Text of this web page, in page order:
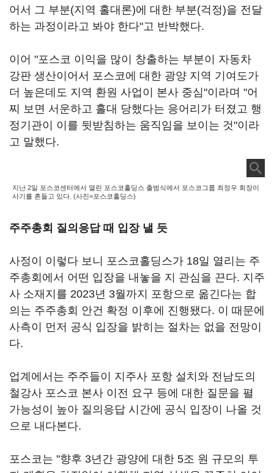
어서 그 부분(지역 홀대론)에 대한 부분(걱정)을 전달
하는 과정이라고 봐야 한다"고 반박했다.
이어 "포스코 이익을 많이 창출하는 부분이 자동차
강판 생산이어서 포스코에 대한 광양 지역 기여도가
더 높은데도 지역 환원 사업이 본사 중심"이라며 "어
찌 보면 서운하고 홀대 당했다는 응어리가 터졌고 행
정기관이 이를 뒷받침하는 움직임을 보이는 것"이라
고 말했다.
지난 2일 포스코센터에서 열린 포스코홀딩스 출범식에서 포스코그룹 최정우 회장이
사기를 흔들고 있다. (사진=포스코홀딩스)
주주총회 질의응답 때 입장 낼 듯
사정이 이렇다 보니 포스코홀딩스가 18일 열리는 주
주총회에서 어떤 입장을 내놓을 지 관심을 끈다. 지주
사 소재지를 2023년 3월까지 포항으로 옮긴다는 합
의는 주주총회 안건 확정 이후에 진행됐다. 이 때문에
사측이 먼저 공식 입장을 밝히는 절차는 없을 전망이
다.
업계에서는 주주들이 지주사 포항 설치와 전남도의
철강사 포스코 본사 이전 요구 등에 대한 질문을 펼
가능성이 높아 질의응답 시간에 공식 입장이 나올 것
으로 내다본다.
포스코는 "향후 3년간 광양에 대한 5조 원 규모의 투